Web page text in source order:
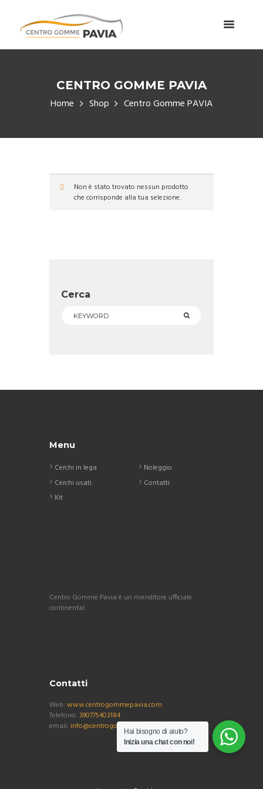
CENTRO GOMME PAVIA
Home Shop Centro Gomme PAVIA
Non è stato trovato nessun prodotto
che corrisponde alla tua selezione.
Cerca
Menu
Cerchi in lega
Cerchi usati
Kit
Noleggio
Contatti
Centro Gomme Pavia è un rivenditore ufficiale
continental
Contatti
Web: www.centrogommepavia.com
Telefono: 390775403184
email: info@centrogommepavia.com
Hai bisogno di aiuto?
Inizia una chat con noi!